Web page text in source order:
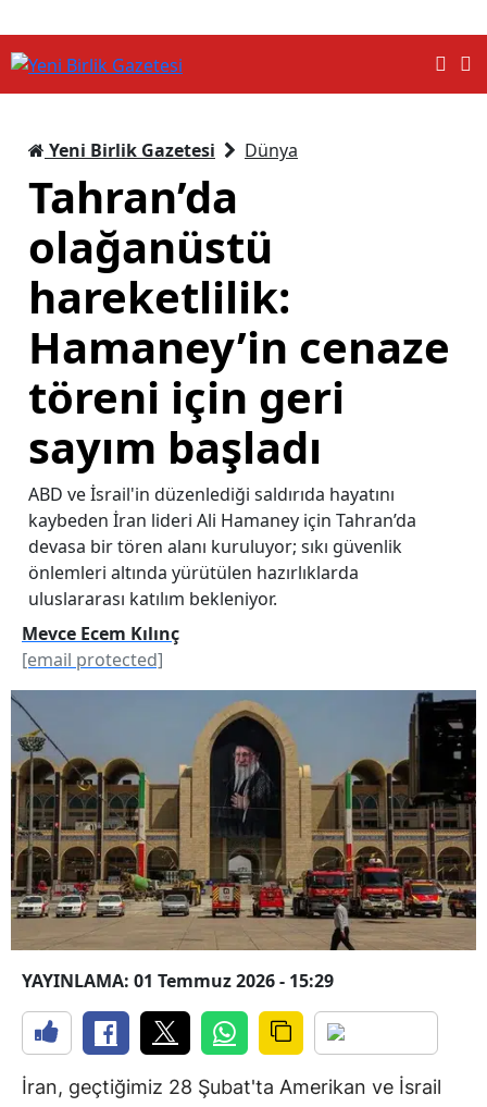
Yeni Birlik Gazetesi Dünya
Tahran’da
olağanüstü
hareketlilik:
Hamaney’in cenaze
töreni için geri
sayım başladı
ABD ve İsrail'in düzenlediği saldırıda hayatını
kaybeden İran lideri Ali Hamaney için Tahran’da
devasa bir tören alanı kuruluyor; sıkı güvenlik
önlemleri altında yürütülen hazırlıklarda
uluslararası katılım bekleniyor.
Mevce Ecem Kılınç
[email protected]
YAYINLAMA: 01 Temmuz 2026 - 15:29
İran, geçtiğimiz 28 Şubat'ta Amerikan ve İsrail